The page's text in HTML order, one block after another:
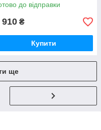
до відправки
910 ₴
Купити
ще